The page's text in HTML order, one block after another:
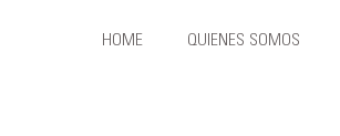
HOME QUIENES SOMOS